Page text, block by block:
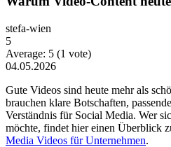
stefa-wien
5
Average: 5 (1 vote)
04.05.2026
Gute Videos sind heute mehr als
brauchen klare Botschaften,
Verständnis für Social Media. Wer
möchte, findet hier einen Überblick
Media Videos für Unternehmen.